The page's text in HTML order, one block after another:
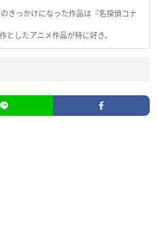
きっかけになった作品は『名探偵コナ
としたアニメ作品が特に好き。